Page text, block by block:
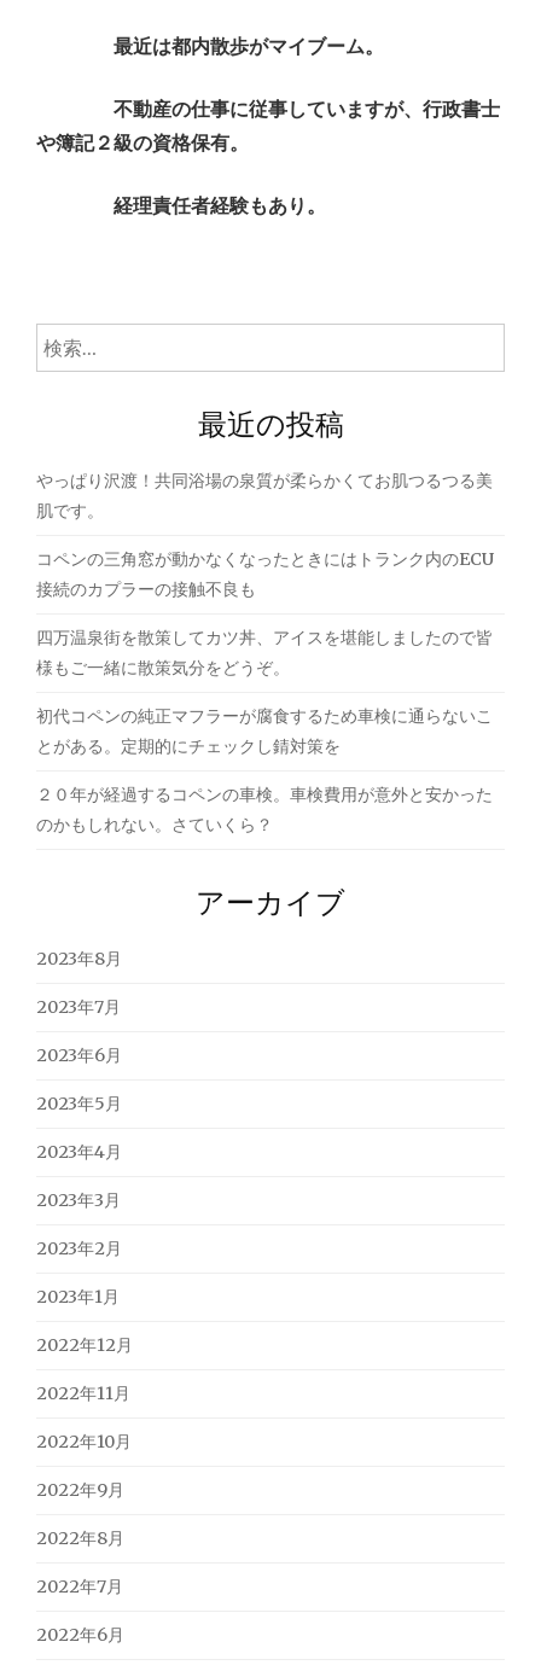
最近は都内散歩がマイブーム。
不動産の仕事に従事していますが、行政書士
や簿記２級の資格保有。
経理責任者経験もあり。
検
索:
最近の投稿
やっぱり沢渡！共同浴場の泉質が柔らかくてお肌つるつる美
肌です。
コペンの三角窓が動かなくなったときにはトランク内のECU
接続のカプラーの接触不良も
四万温泉街を散策してカツ丼、アイスを堪能しましたので皆
様もご一緒に散策気分をどうぞ。
初代コペンの純正マフラーが腐食するため車検に通らないこ
とがある。定期的にチェックし錆対策を
２０年が経過するコペンの車検。車検費用が意外と安かった
のかもしれない。さていくら？
アーカイブ
2023年8月
2023年7月
2023年6月
2023年5月
2023年4月
2023年3月
2023年2月
2023年1月
2022年12月
2022年11月
2022年10月
2022年9月
2022年8月
2022年7月
2022年6月